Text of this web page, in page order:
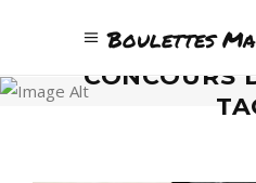
Boulettes
CONCOURS